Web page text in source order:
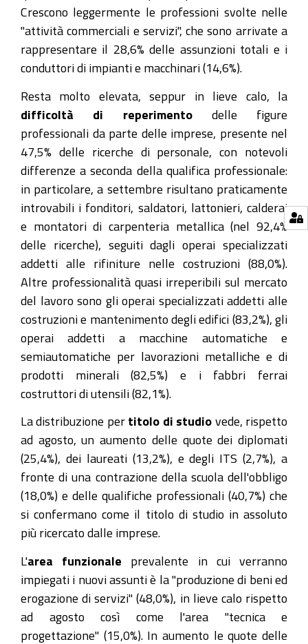
Crescono leggermente le professioni svolte nelle
"attività commerciali e servizi", che sono arrivate a
rappresentare il 28,6% delle assunzioni totali e i
conduttori di impianti e macchinari (14,6%).
Resta molto elevata, seppur in lieve calo, la
difficoltà di reperimentodelle figure
professionali da parte delle imprese, presente nel
47,5% delle ricerche di personale, con notevoli
differenze a seconda della qualifica professionale:
in particolare, a settembre risultano praticamente
introvabili i fonditori, saldatori, lattonieri, calderai
e montatori di carpenteria metallica (nel 92,4%
delle ricerche), seguiti dagli operai specializzati
addetti alle rifiniture nelle costruzioni (88,0%).
Altre professionalità quasi irreperibili sul mercato
del lavoro sono gli operai specializzati addetti alle
costruzioni e mantenimento degli edifici (83,2%), gli
operai addetti a macchine automatiche e
semiautomatiche per lavorazioni metalliche e di
prodotti minerali (82,5%) e i fabbri ferrai
costruttori di utensili (82,1%).
La distribuzione per titolo di studio vede, rispetto
ad agosto, un aumento delle quote dei diplomati
(25,4%), dei laureati (13,2%), e degli ITS (2,7%), a
fronte di una contrazione della scuola dell'obbligo
(18,0%) e delle qualifiche professionali (40,7%) che
si confermano come il titolo di studio in assoluto
più ricercato dalle imprese.
L'area funzionale prevalente in cui verranno
impiegati i nuovi assunti è la "produzione di beni ed
erogazione di servizi" (48,0%), in lieve calo rispetto
ad agosto così come l'area "tecnica e
progettazione" (15,0%). In aumento le quote delle